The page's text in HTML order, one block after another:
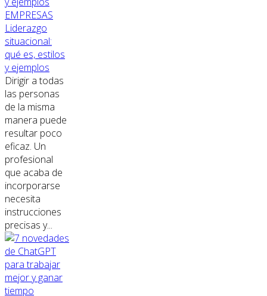
EMPRESAS
Liderazgo
situacional:
qué es, estilos
y ejemplos
Dirigir a todas
las personas
de la misma
manera puede
resultar poco
eficaz. Un
profesional
que acaba de
incorporarse
necesita
instrucciones
precisas y...